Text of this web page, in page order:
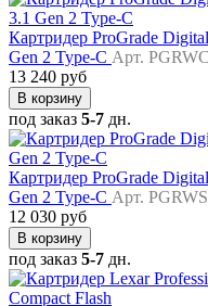
Картридер ProGrade
Gen 2 Type-C Арт.
13 240 руб
В корзину
под заказ 5-7 дн.
Картридер ProGrade
Gen 2 Type-C Арт.
12 030 руб
В корзину
под заказ 5-7 дн.